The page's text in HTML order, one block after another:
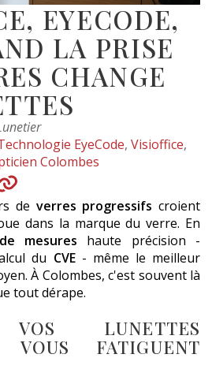
EYECODE,
LA PRISE
CHANGE
EyeCode, Visioffice,
Colombes
de verres progressifs croient
dans la marque du verre. En
mesures haute précision -
du CVE- même le meilleur
À Colombes, c'est souvent là
tout dérape.
VOS LUNETTES
VOUS FATIGUENT